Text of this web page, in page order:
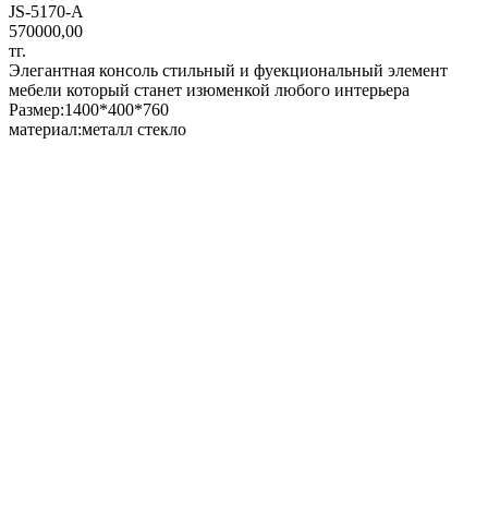
JS-5170-A
570000,00
тг.
Элегантная консоль стильный и фуекциональный элемент
мебели который станет изюменкой любого интерьера
Размер:1400*400*760
материал:металл стекло